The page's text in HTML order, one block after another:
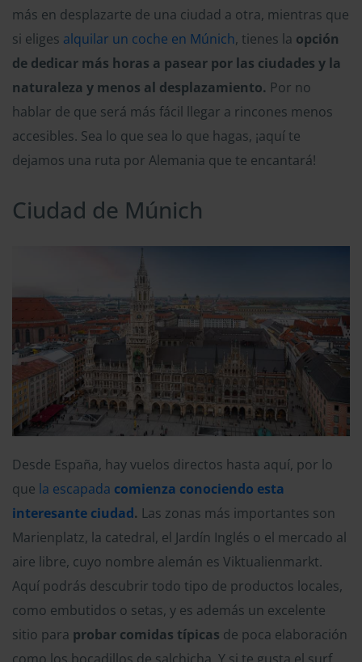
más en desplazarte de una ciudad a otra, mientras que
si eliges alquilar un coche en Múnich, tienes la opción
de dedicar más horas a pasear por las ciudades y la
naturaleza y menos al desplazamiento. Por no
hablar de que será más fácil llegar a rincones menos
accesibles. Sea lo que sea lo que hagas, ¡aquí te
dejamos una ruta por Alemania que te encantará!
Ciudad de Múnich
Desde España, hay vuelos directos hasta aquí, por lo
que la escapada comienza conociendo esta
interesante ciudad. Las zonas más importantes son
Marienplatz, la catedral, el Jardín Inglés o el mercado al
aire libre, cuyo nombre alemán es Viktualienmarkt.
Aquí podrás descubrir todo tipo de productos locales,
como embutidos o setas, y es además un excelente
sitio para probar comidas típicas de poca elaboración